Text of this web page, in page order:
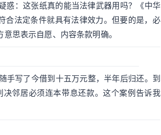
惑：这张纸真的能当法律武器用吗？《中华
合法定条件就具有法律效力。但要的是，必
思表示自愿、内容条款明确。
手写了今借到十五万元整，半年后归还。到
邻居必须连本带息还款。这个案例告诉我